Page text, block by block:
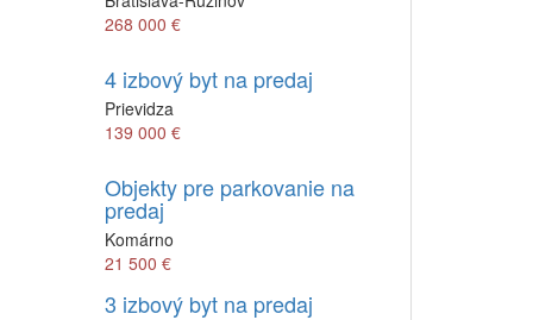
268 000 €
4 izbový byt na predaj
Prievidza
139 000 €
Objekty pre parkovanie na
predaj
Komárno
21 500 €
3 izbový byt na predaj